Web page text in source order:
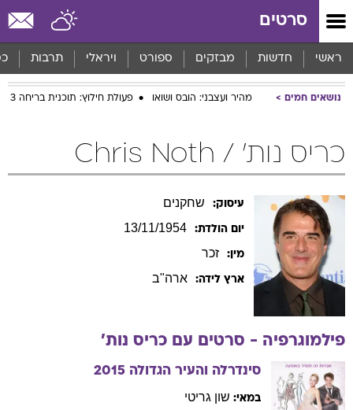
סרטים
ראשי חדשות מבזקים ספורט ויראלי תרבות
נושאים חמים מהיר ועצבני: הובס ושואו פעולת חילוץ: תוכנית בריחה 3
כריס נות' / Chris Noth
עיסוק: שחקנים
יום הולדת: 13/11/1954
מין: זכר
ארץ לידה: ארה"ב
פילמוגרפיה - סרטים עם כריס נות'
סינדרלה והעיר הגדולה 2015
במאי: שון גריטי